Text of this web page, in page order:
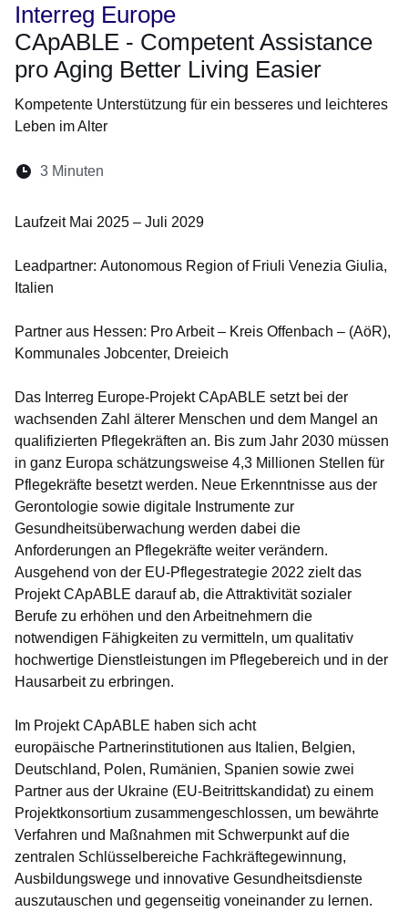
Interreg Europe
CApABLE - Competent Assistance
pro Aging Better Living Easier
Kompetente Unterstützung für ein besseres und leichteres
Leben im Alter
Lesedauer:
3 Minuten
Laufzeit Mai 2025 – Juli 2029
Leadpartner: Autonomous Region of Friuli Venezia Giulia,
Italien
Partner aus Hessen: Pro Arbeit – Kreis Offenbach – (AöR),
Kommunales Jobcenter, Dreieich
Das Interreg Europe-Projekt CApABLE setzt bei der
wachsenden Zahl älterer Menschen und dem Mangel an
qualifizierten Pflegekräften an. Bis zum Jahr 2030 müssen
in ganz Europa schätzungsweise 4,3 Millionen Stellen für
Pflegekräfte besetzt werden. Neue Erkenntnisse aus der
Gerontologie sowie digitale Instrumente zur
Gesundheitsüberwachung werden dabei die
Anforderungen an Pflegekräfte weiter verändern.
Ausgehend von der EU-Pflegestrategie 2022 zielt das
Projekt CApABLE darauf ab, die Attraktivität sozialer
Berufe zu erhöhen und den Arbeitnehmern die
notwendigen Fähigkeiten zu vermitteln, um qualitativ
hochwertige Dienstleistungen im Pflegebereich und in der
Hausarbeit zu erbringen.
Im Projekt CApABLE haben sich acht
europäische Partnerinstitutionen aus Italien, Belgien,
Deutschland, Polen, Rumänien, Spanien sowie zwei
Partner aus der Ukraine (EU-Beitrittskandidat) zu einem
Projektkonsortium zusammengeschlossen, um bewährte
Verfahren und Maßnahmen mit Schwerpunkt auf die
zentralen Schlüsselbereiche Fachkräftegewinnung,
Ausbildungswege und innovative Gesundheitsdienste
auszutauschen und gegenseitig voneinander zu lernen.